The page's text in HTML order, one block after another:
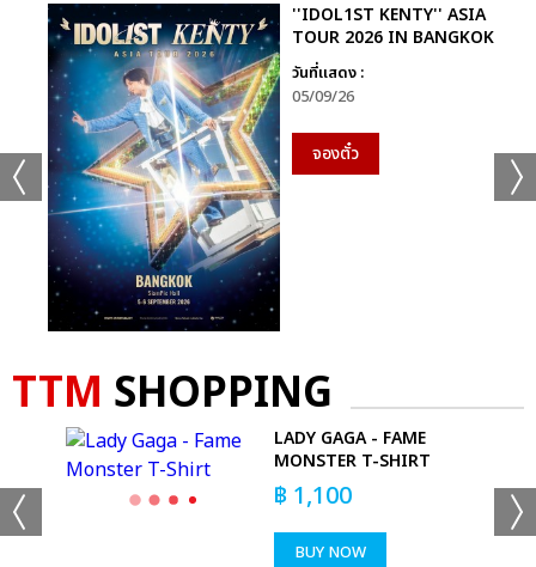
''IDOL1ST KENTY'' ASIA
TOUR 2026 IN BANGKOK
วันที่แสดง :
05/09/26
จองตั๋ว
TTM SHOPPING
LADY GAGA - FAME
MONSTER T-SHIRT
฿ 1,100
BUY NOW